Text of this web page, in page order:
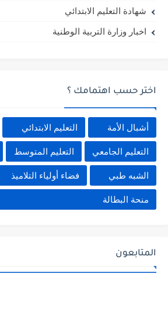
شهادة التعليم الابتدائي
اخبار وزارة التربية الوطنية
اختر حسب اهتمامك ؟
أشبال الأمة التعليم الابتدائي
التعليم الجامعي التعليم المتوسط
الشبه طبي فضاء أولياء التلاميذ
منحة البطالة
المتابعون